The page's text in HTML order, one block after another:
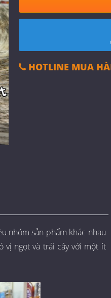
HOTLINE MUA
nhóm sản phẩm khác nhau
vị ngọt và trái cây với một ít